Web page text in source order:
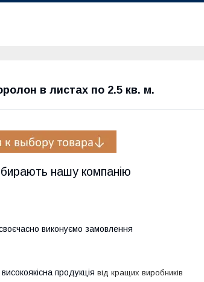
в листах по 2.5 кв. м.
нашу компанію
виконуємо замовлення
продукція від кращих виробників